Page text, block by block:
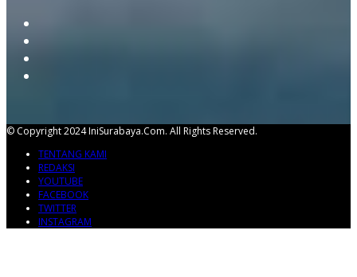
© Copyright 2024 IniSurabaya.com. All Rights Reserved.
TENTANG KAMI
REDAKSI
YOUTUBE
FACEBOOK
TWITTER
INSTAGRAM